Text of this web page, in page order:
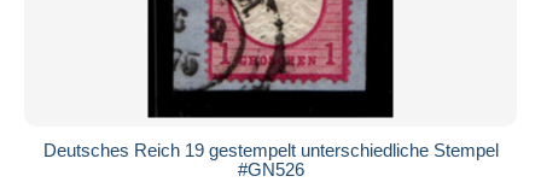
Deutsches Reich 19 gestempelt unterschiedliche Stempel
#GN526